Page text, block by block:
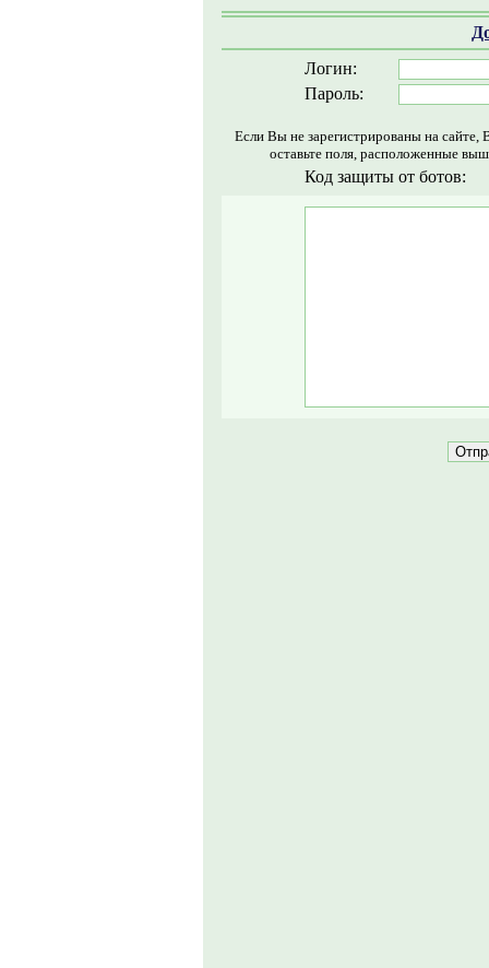
Логин:
Пароль:
Если Вы не зарегистрированы на
оставьте поля, расположенные
Код защиты от ботов: